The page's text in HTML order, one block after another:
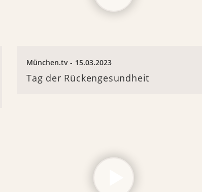
München.tv 15.03.2023
Tag der Rückengesundheit